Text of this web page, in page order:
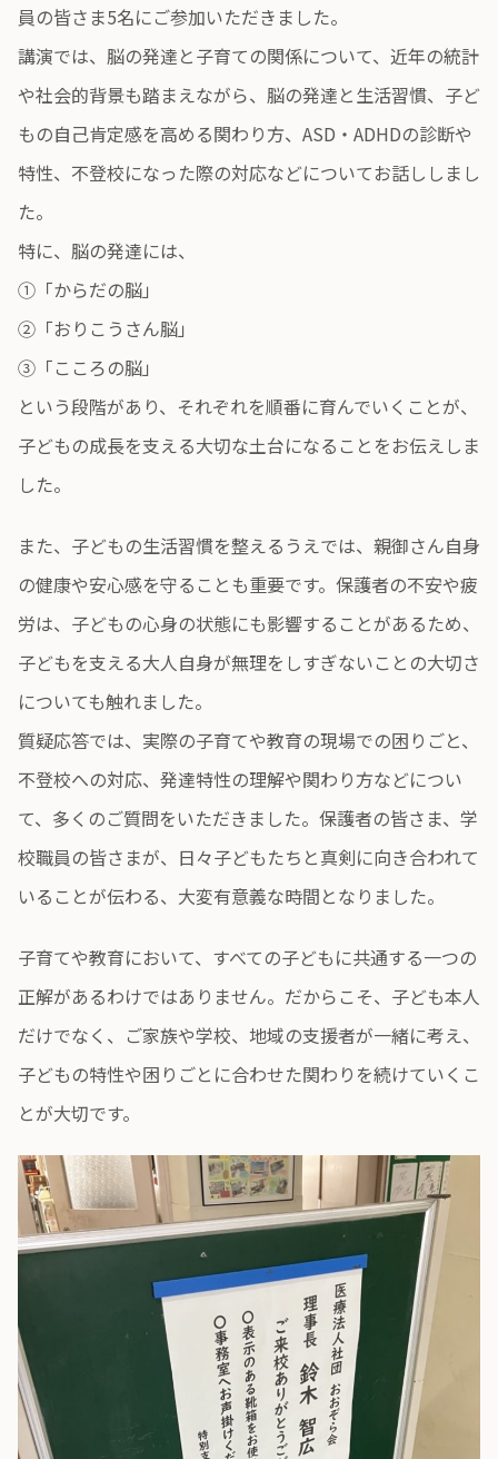
員の皆さま5名にご参加いただきました。
講演では、脳の発達と子育ての関係について、近年の統計
や社会的背景も踏まえながら、脳の発達と生活習慣、子ど
もの自己肯定感を高める関わり方、ASD・ADHDの診断や
特性、不登校になった際の対応などについてお話ししまし
た。
特に、脳の発達には、
①「からだの脳」
②「おりこうさん脳」
③「こころの脳」
という段階があり、それぞれを順番に育んでいくことが、
子どもの成長を支える大切な土台になることをお伝えしま
した。
また、子どもの生活習慣を整えるうえでは、親御さん自身
の健康や安心感を守ることも重要です。保護者の不安や疲
労は、子どもの心身の状態にも影響することがあるため、
子どもを支える大人自身が無理をしすぎないことの大切さ
についても触れました。
質疑応答では、実際の子育てや教育の現場での困りごと、
不登校への対応、発達特性の理解や関わり方などについ
て、多くのご質問をいただきました。保護者の皆さま、学
校職員の皆さまが、日々子どもたちと真剣に向き合われて
いることが伝わる、大変有意義な時間となりました。
子育てや教育において、すべての子どもに共通する一つの
正解があるわけではありません。だからこそ、子ども本人
だけでなく、ご家族や学校、地域の支援者が一緒に考え、
子どもの特性や困りごとに合わせた関わりを続けていくこ
とが大切です。